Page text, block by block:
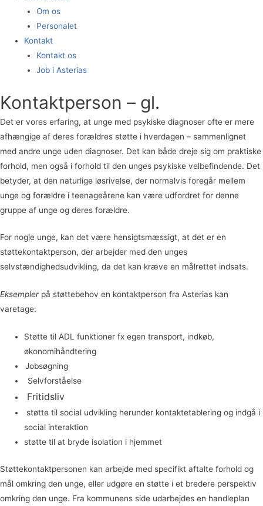
Om os
Personalet
Kontakt
Kontakt os
Job i Asterias
Kontaktperson – gl.
Det er vores erfaring, at unge med psykiske diagnoser ofte er mere
afhængige af deres forældres støtte i hverdagen – sammenlignet
med andre unge uden diagnoser. Det kan både dreje sig om praktiske
forhold, men også i forhold til den unges psykiske velbefindende. Det
betyder, at den naturlige løsrivelse, der normalvis foregår mellem
unge og forældre i teenageårene kan være udfordret for denne
gruppe af unge og deres forældre.
For nogle unge, kan det være hensigtsmæssigt, at det er en
støttekontaktperson, der arbejder med den unges
selvstændighedsudvikling, da det kan kræve en målrettet indsats.
Eksempler på støttebehov en kontaktperson fra Asterias kan
varetage:
Støtte til ADL funktioner fx egen transport, indkøb,
økonomihåndtering
Jobsøgning
Selvforståelse
Fritidsliv
støtte til social udvikling herunder kontaktetablering og indgå i
social interaktion
støtte til at bryde isolation i hjemmet
Støttekontaktpersonen kan arbejde med specifikt aftalte forhold og
mål omkring den unge, eller udgøre en støtte i et bredere perspektiv
omkring den unge. Fra kommunens side udarbejdes en handleplan